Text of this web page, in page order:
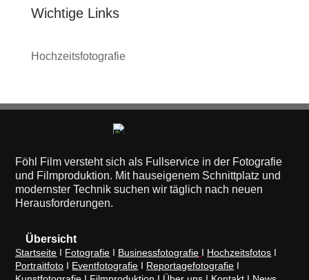
Wichtige Links
Hochzeitsfotografie
Föhl Film versteht sich als Fullservice in der Fotografie
und Filmproduktion. Mit hauseigenem Schnittplatz und
modernster Technik suchen wir täglich nach neuen
Herausforderungen.
Übersicht
Startseite I Fotografie I Businessfotografie I Hochzeitsfotos I
Portraitfoto I Eventfotografie I Reportagefotografie I